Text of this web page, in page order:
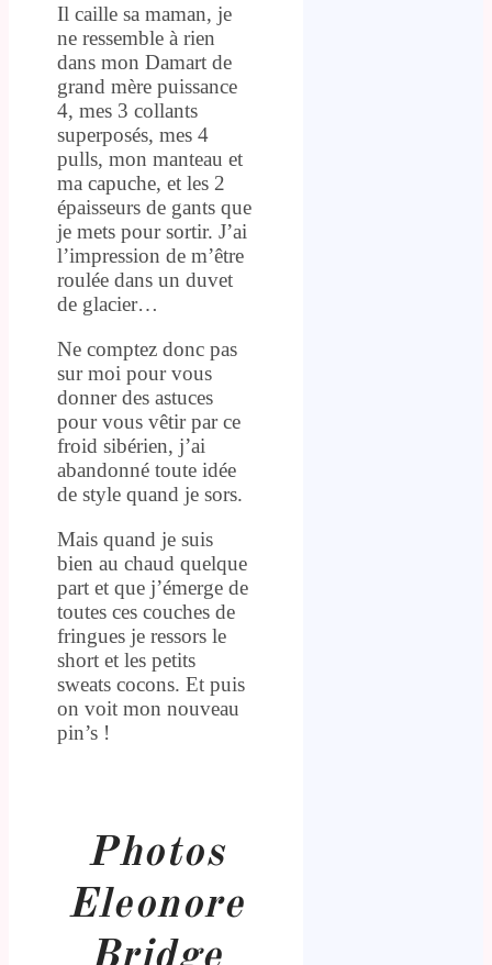
Il caille sa maman, je
ne ressemble à rien
dans mon Damart de
grand mère puissance
4, mes 3 collants
superposés, mes 4
pulls, mon manteau et
ma capuche, et les 2
épaisseurs de gants que
je mets pour sortir. J’ai
l’impression de m’être
roulée dans un duvet
de glacier…
Ne comptez donc pas
sur moi pour vous
donner des astuces
pour vous vêtir par ce
froid sibérien, j’ai
abandonné toute idée
de style quand je sors.
Mais quand je suis
bien au chaud quelque
part et que j’émerge de
toutes ces couches de
fringues je ressors le
short et les petits
sweats cocons. Et puis
on voit mon nouveau
pin’s !
Photos
Eleonore